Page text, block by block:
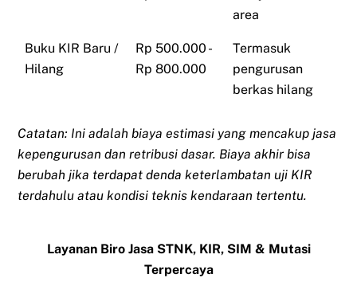
area
Buku KIR Baru /
Hilang
Rp 500.000 -
Rp 800.000
Termasuk
pengurusan
berkas hilang
Catatan: Ini adalah biaya estimasi yang mencakup jasa
kepengurusan dan retribusi dasar. Biaya akhir bisa
berubah jika terdapat denda keterlambatan uji KIR
terdahulu atau kondisi teknis kendaraan tertentu.
Layanan Biro Jasa STNK, KIR, SIM & Mutasi
Terpercaya